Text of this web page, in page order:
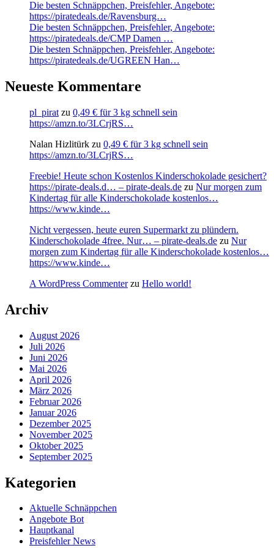
Die besten Schnäppchen, Preisfehler, Angebote:
https://piratedeals.de/Ravensburg…
Die besten Schnäppchen, Preisfehler, Angebote:
https://piratedeals.de/CMP Damen …
Die besten Schnäppchen, Preisfehler, Angebote:
https://piratedeals.de/UGREEN Han…
Neueste Kommentare
pl_pirat zu 0,49 € für 3 kg schnell sein
https://amzn.to/3LCrjRS…
Nalan Hizlitürk zu 0,49 € für 3 kg schnell sein
https://amzn.to/3LCrjRS…
Freebie! Heute schon Kostenlos Kinderschokolade gesichert?
https://pirate-deals.d… – pirate-deals.de zu Nur morgen zum
Kindertag für alle Kinderschokolade kostenlos…
https://www.kinde…
Nicht vergessen, heute euren Supermarkt zu plündern.
Kinderschokolade 4free. Nur… – pirate-deals.de zu Nur
morgen zum Kindertag für alle Kinderschokolade kostenlos…
https://www.kinde…
A WordPress Commenterzu Hello world!
Archiv
August 2026
Juli 2026
Juni 2026
Mai 2026
April 2026
März 2026
Februar 2026
Januar 2026
Dezember 2025
November 2025
Oktober 2025
September 2025
Kategorien
Aktuelle Schnäppchen
Angebote Bot
Hauptkanal
Preisfehler News